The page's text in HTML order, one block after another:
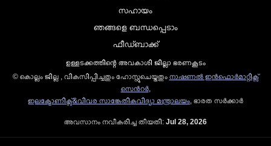
സഹായം
ഞങ്ങളെ ബന്ധപ്പെടാം
ഫീഡ്ബാക്ക്
ഉള്ളടക്കത്തിന്റെ അവകാശി ജില്ലാ ഭരണകൂടം
© കൊല്ലം ജില്ല , വികസിപ്പിച്ചതും ഹോസ്റ്റുചെയ്തതും നാഷണല്‍ ഇന്‍ഫൊര്‍മാറ്റിക്സ്
സെന്‍റര്‍,
ഇലക്ട്രോണിക്സ്&വിവര സാങ്കേതികവിദ്യാ മന്ത്രാലയം, ഭാരത സര്‍ക്കാര്‍
അവസാനം നവീകരിച്ച തീയതി: Jul 28, 2026